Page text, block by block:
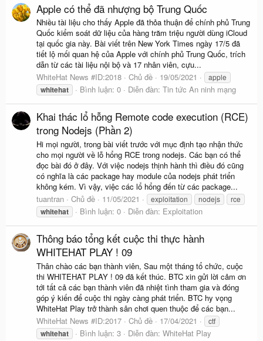
Apple có thể đã nhượng bộ Trung Quốc
Nhiều tài liệu cho thấy Apple đã thỏa thuận để chính phủ Trung
Quốc kiểm soát dữ liệu của hàng trăm triệu người dùng iCloud
tại quốc gia này. Bài viết trên New York Times ngày 17/5 đã
tiết lộ mối quan hệ của Apple với chính phủ Trung Quốc, trích
dẫn từ các tài liệu nội bộ và 17 nhân viên, cựu...
WhiteHat News #ID:2018
Chủ đề 19/05/2021 apple
whitehat Bình luận: 0 Diễn đàn: Tin tức An ninh mạng
Khai thác lổ hỗng Remote code execution (RCE)
trong Nodejs (Phần 2)
Hi mọi người, trong bài viết trước với mục định tạo nhận thức
cho mọi người về lỗ hổng RCE trong nodejs. Các bạn có thể
đọc bài đó ở đây. Với việc nodejs thịnh hành thì điều đó cũng
có nghĩa là các package hay module của nodejs phát triển
không kém. Vì vậy, việc các lổ hổng đến từ các package...
tuantran
Chủ đề 11/05/2021 exploitation nodejs rce
whitehat Bình luận: 0 Diễn đàn: Exploitation
Thông báo tổng kết cuộc thi thực hành
WHITEHAT PLAY ! 09
Thân chào các bạn thành viên, Sau một tháng tổ chức, cuộc
thi WHITEHAT PLAY ! 09 đã kết thúc. BTC xin gửi lời cảm ơn
tới tất cả các bạn thành viên đã nhiệt tình tham gia và đóng
góp ý kiến để cuộc thi ngày càng phát triển. BTC hy vọng
WhiteHat Play trở thành sân chơi quen thuộc để các bạn...
WhiteHat News #ID:2017
Chủ đề 17/04/2021 ctf
whitehat Bình luận: 3 Diễn đàn: WhiteHat Play